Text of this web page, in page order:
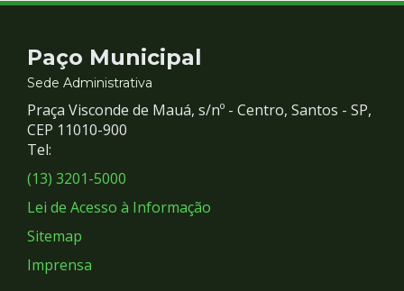
Contato
e
Redes
Sociais
Paço Municipal
Sede Administrativa
Praça Visconde de Mauá, s/nº - Centro, Santos - SP,
CEP 11010-900
Tel:
(13) 3201-5000
Lei de Acesso à Informação
Sitemap
Imprensa